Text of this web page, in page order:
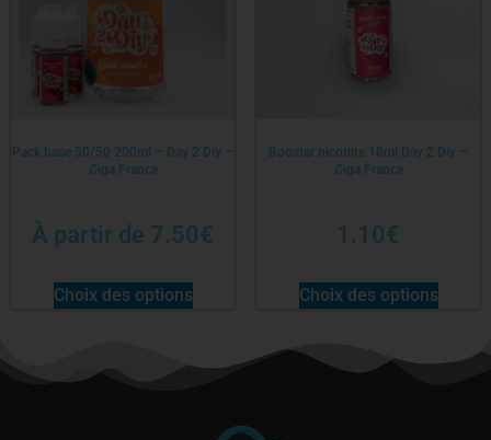
Pack base 50/50 200ml – Day 2 Diy –
Ciga France
À partir de 7.50€
Choix des options
Booster nicotine 10ml Day 2 Diy –
Ciga France
1.10€
Choix des options